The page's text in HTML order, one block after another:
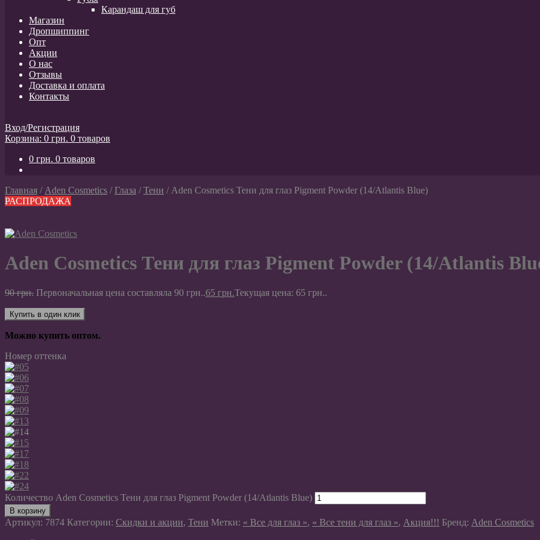
Карандаш для губ
Магазин
Дропшиппинг
Опт
Акции
О нас
Отзывы
Доставка и оплата
Контакты
Вход/Регистрация
Корзина: 0 грн. 0 товаров
0 грн. 0 товаров
Главная / Aden Cosmetics /Глаза /Тени / Aden Cosmetics Тени для глаз Pigment Powder (14/Atlantis Blue)
РАСПРОДАЖА
Aden Cosmetics Тени для глаз Pigment Powder (14/Atlantis
90грн. Первоначальная цена составляла 90 грн..65 грн.Текущая цена: 65 грн..
Купить в один клик
Можно купить оптом.
Номер оттенка
Количество Aden Cosmetics Тени для глаз Pigment Powder (14/Atlantis Blue)
В корзину
Артикул: 7874 Категории: Скидки и акции, Тени Метки: « Все для глаз », « Все тени для глаз », Акция!!! Бренд: Aden Cosmetics